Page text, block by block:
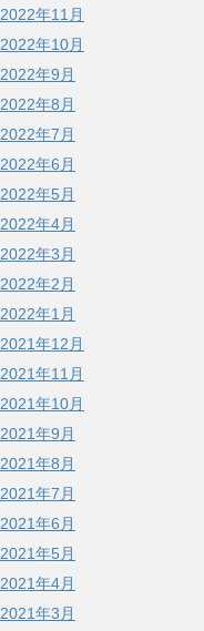
2022年11月
2022年10月
2022年9月
2022年8月
2022年7月
2022年6月
2022年5月
2022年4月
2022年3月
2022年2月
2022年1月
2021年12月
2021年11月
2021年10月
2021年9月
2021年8月
2021年7月
2021年6月
2021年5月
2021年4月
2021年3月